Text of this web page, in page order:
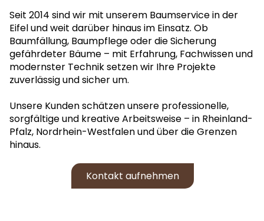
Seit 2014 sind wir mit unserem Baumservice in der
Eifel und weit darüber hinaus im Einsatz. Ob
Baumfällung, Baumpflege oder die Sicherung
gefährdeter Bäume – mit Erfahrung, Fachwissen und
modernster Technik setzen wir Ihre Projekte
zuverlässig und sicher um.
Unsere Kunden schätzen unsere professionelle,
sorgfältige und kreative Arbeitsweise – in Rheinland-
Pfalz, Nordrhein-Westfalen und über die Grenzen
hinaus.
Kontakt aufnehmen